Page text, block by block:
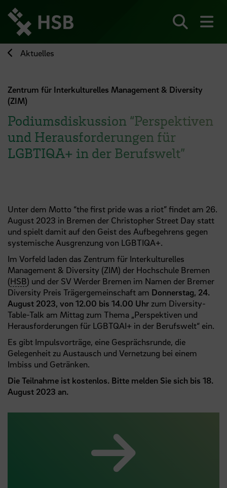
zum
Seiteninhalt
springen
Aktuelles
Zentrum für Interkulturelles Management & Diversity
(ZIM)
Podiumsdiskussion “Perspektiven
und Herausforderungen für
LGBTIQA+ in der Berufswelt”
Unter dem Motto “the first pride was a riot” findet am 26.
August 2023 in Bremen der Christopher Street Day statt
und spielt damit auf den Geist des Aufbegehrens gegen
systemische Ausgrenzung von LGBTIQA+.
Im Vorfeld laden das Zentrum für Interkulturelles
Management & Diversity (ZIM) der Hochschule Bremen
(HSB) und der SV Werder Bremen im Namen der Bremer
Diversity Preis Trägergemeinschaft am Donnerstag, 24.
August 2023, von 12.00 bis 14.00 Uhrzum Diversity-
Table-Talk am Mittag zum Thema „Perspektiven und
Herausforderungen für LGBTQAI+ in der Berufswelt“ ein.
Es gibt Impulsvorträge, eine Gesprächsrunde, die
Gelegenheit zu Austausch und Vernetzung bei einem
Imbiss und Getränken.
Die Teilnahme ist kostenlos. Bitte melden Sie sich bis 18.
August 2023 an.